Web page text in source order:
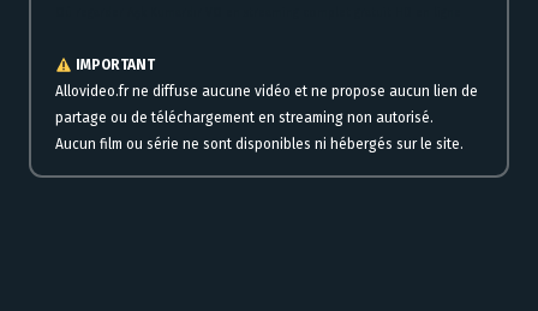
IMPORTANT
Allovideo.fr ne diffuse aucune vidéo et ne propose aucun lien de
partage ou de téléchargement en streaming non autorisé.
Aucun film ou série ne sont disponibles ni hébergés sur le site.